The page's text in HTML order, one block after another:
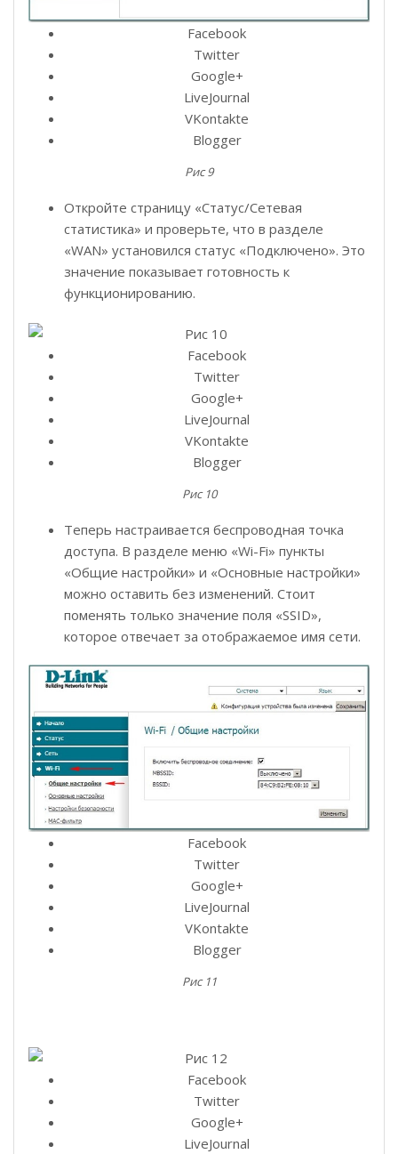
Facebook
Twitter
Google+
LiveJournal
VKontakte
Blogger
Рис 9
Откройте страницу «Статус/Сетевая
статистика» и проверьте, что в разделе
«WAN» установился статус «Подключено». Это
значение показывает готовность к
функционированию.
Facebook
Twitter
Google+
LiveJournal
VKontakte
Blogger
Рис 10
Теперь настраивается беспроводная точка
доступа. В разделе меню «Wi-Fi» пункты
«Общие настройки» и «Основные настройки»
можно оставить без изменений. Стоит
поменять только значение поля «SSID»,
которое отвечает за отображаемое имя сети.
Facebook
Twitter
Google+
LiveJournal
VKontakte
Blogger
Рис 11
Facebook
Twitter
Google+
LiveJournal